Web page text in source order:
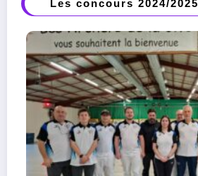
Les concours 2024/2025